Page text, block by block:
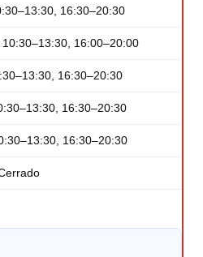
16:30–20:30
10:30–13:30, 16:00–20:00
16:30–20:30
16:30–20:30
16:30–20:30